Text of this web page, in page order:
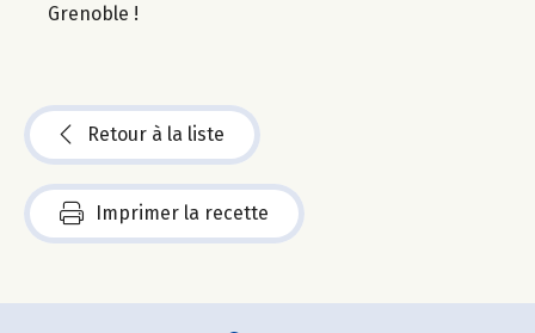
Grenoble !
Retour à la liste
Imprimer la recette